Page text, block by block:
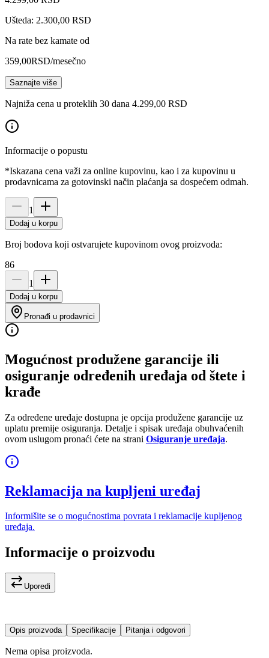
Ušteda: 2.300,00 RSD
Na rate bez kamate od
359,00RSD/mesečno
Saznajte više
Najniža cena u proteklih 30 dana 4.299,00 RSD
Informacije o popustu
*Iskazana cena važi za online kupovinu, kao i za kupovinu u
prodavnicama za gotovinski način plaćanja sa dospećem odmah.
1
Dodaj u korpu
Broj bodova koji ostvarujete kupovinom ovog proizvoda:
86
1
Dodaj u korpu
Pronađi u prodavnici
Mogućnost produžene garancije ili
osiguranje određenih uređaja od štete i
krađe
Za određene uređaje dostupna je opcija produžene garancije uz
uplatu premije osiguranja. Detalje i spisak uređaja obuhvaćenih
ovom uslugom pronaći ćete na strani Osiguranje uređaja.
Reklamacija na kupljeni uređaj
Informišite se o mogućnostima povrata i reklamacije kupljenog
uređaja.
Informacije o proizvodu
Uporedi
Opis proizvoda Specifikacije Pitanja i odgovori
Nema opisa proizvoda.